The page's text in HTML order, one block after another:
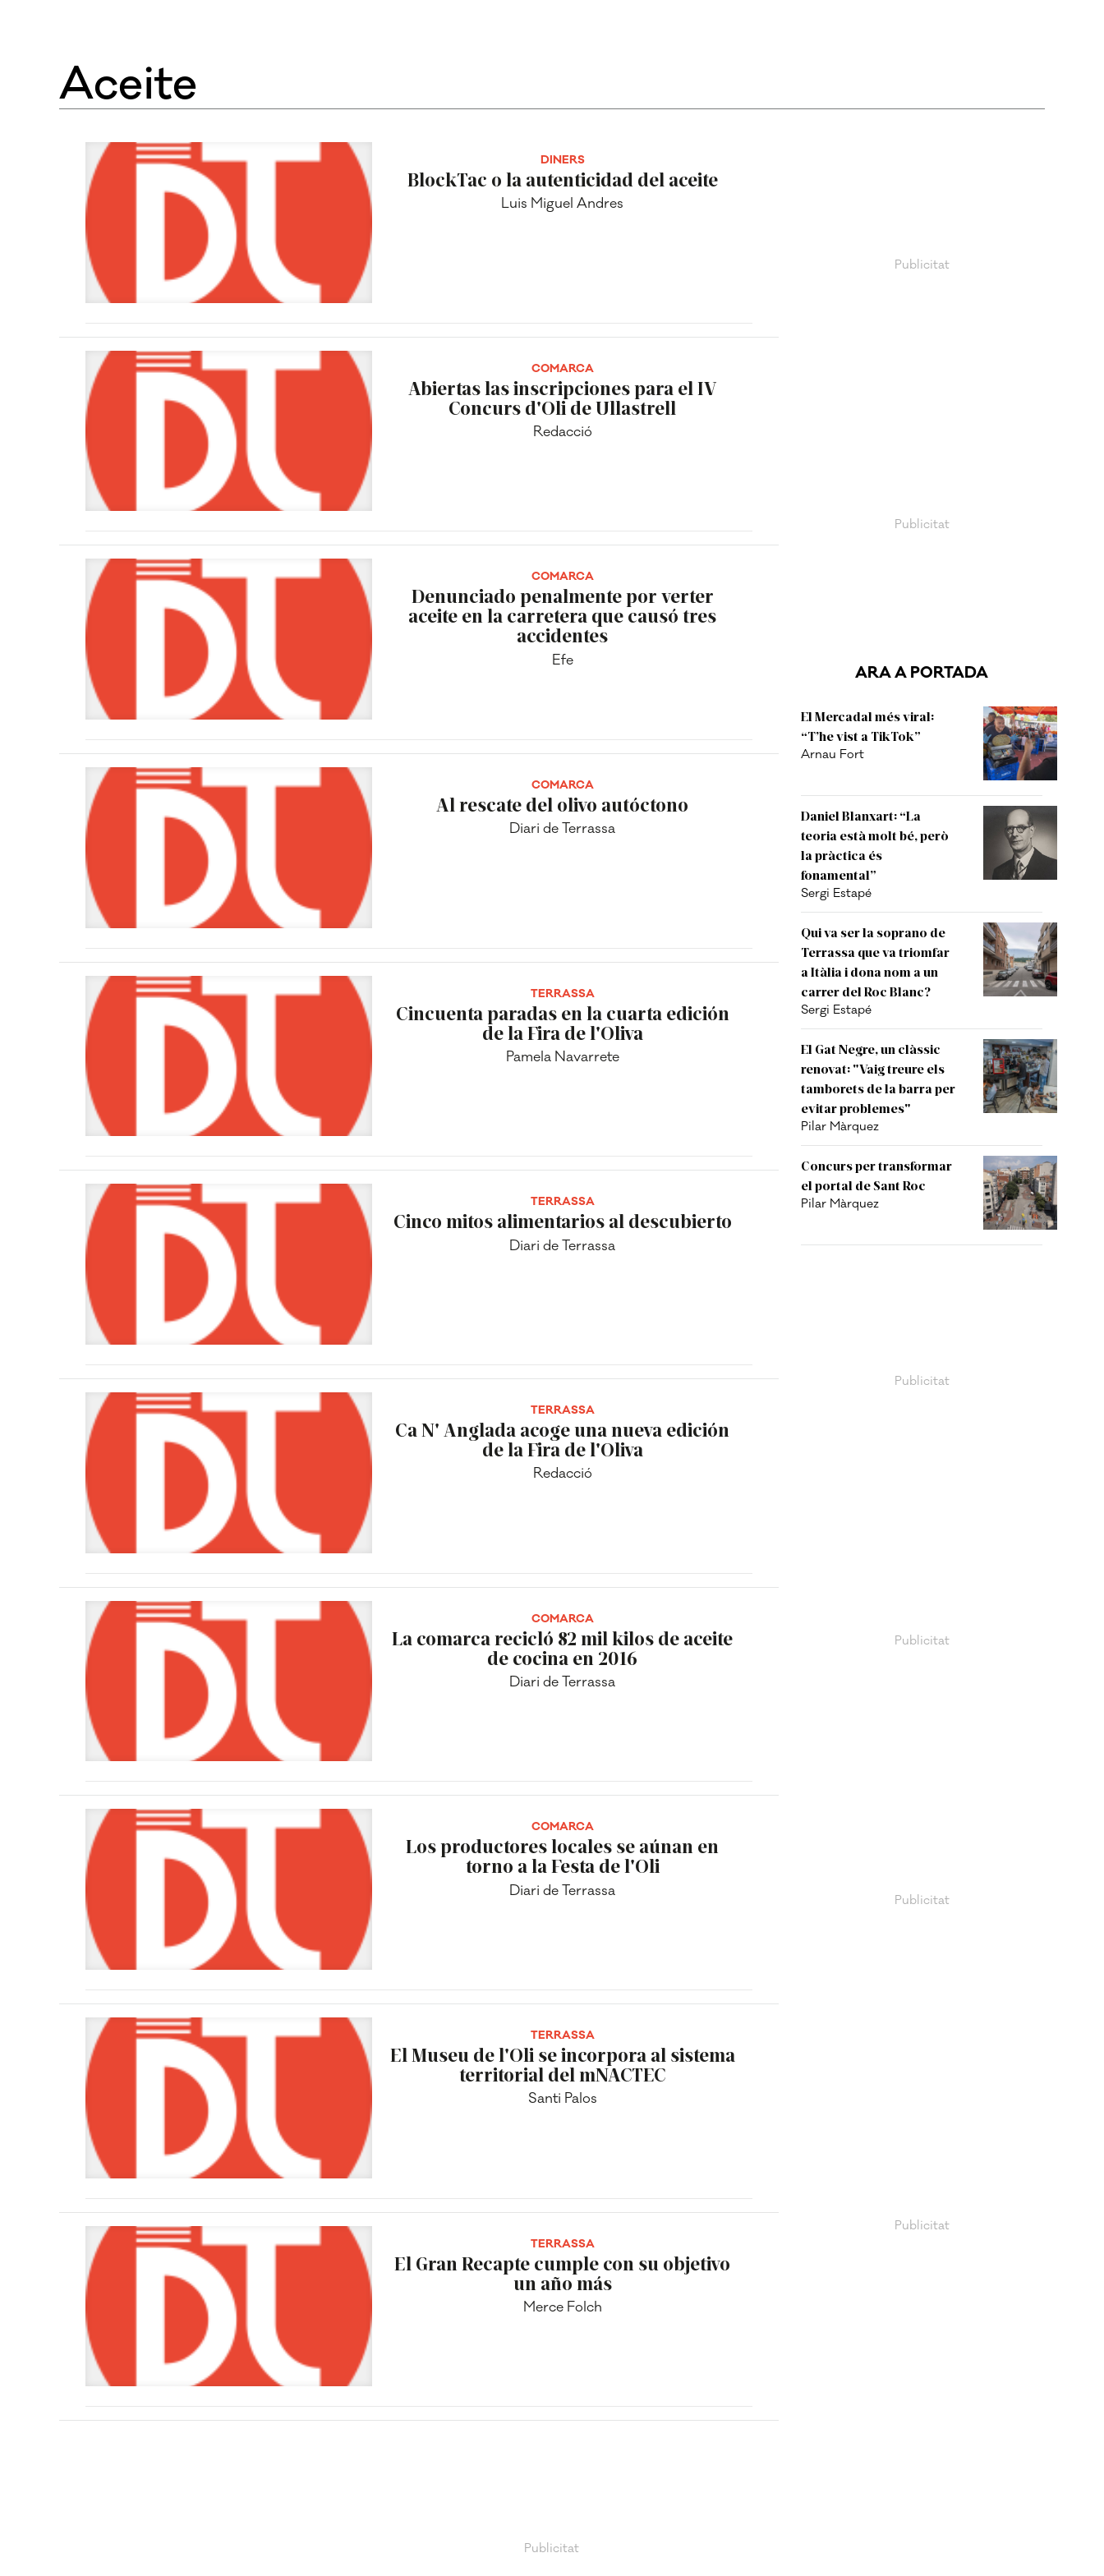
Aceite
DINERS
BlockTac o la autenticidad del aceite
Luis Miguel Andres
COMARCA
Abiertas las inscripciones para el IV
Concurs d'Oli de Ullastrell
Redacció
COMARCA
Denunciado penalmente por verter
aceite en la carretera que causó tres
accidentes
Efe
COMARCA
Al rescate del olivo autóctono
Diari de Terrassa
TERRASSA
Cincuenta paradas en la cuarta edición
de la Fira de l'Oliva
Pamela Navarrete
TERRASSA
Cinco mitos alimentarios al descubierto
Diari de Terrassa
TERRASSA
Ca N' Anglada acoge una nueva edición
de la Fira de l'Oliva
Redacció
COMARCA
La comarca recicló 82 mil kilos de aceite
de cocina en 2016
Diari de Terrassa
COMARCA
Los productores locales se aúnan en
torno a la Festa de l'Oli
Diari de Terrassa
TERRASSA
El Museu de l'Oli se incorpora al sistema
territorial del mNACTEC
Santi Palos
TERRASSA
El Gran Recapte cumple con su objetivo
un año más
Merce Folch
ARA A PORTADA
El Mercadal més viral:
“T’he vist a TikTok”
Arnau Fort
Daniel Blanxart: “La
teoria està molt bé, però
la pràctica és
fonamental”
Sergi Estapé
Qui va ser la soprano de
Terrassa que va triomfar
a Itàlia i dona nom a un
carrer del Roc Blanc?
Sergi Estapé
El Gat Negre, un clàssic
renovat: "Vaig treure els
tamborets de la barra per
evitar problemes"
Pilar Màrquez
Concurs per transformar
el portal de Sant Roc
Pilar Màrquez